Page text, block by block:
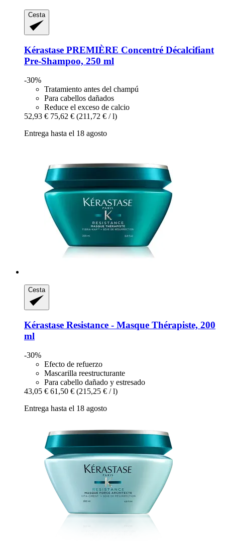
Cesta
Kérastase PREMIÈRE Concentré Décalcifiant
Pre-​Shampoo, 250 ml
-30%
Tratamiento antes del champú
Para cabellos dañados
Reduce el exceso de calcio
52,93 € 75,62 € (211,72 € / l)
Entrega hasta el 18 agosto
Cesta
Kérastase Resistance -​ Masque Thérapiste, 200
ml
-30%
Efecto de refuerzo
Mascarilla reestructurante
Para cabello dañado y estresado
43,05 € 61,50 € (215,25 € / l)
Entrega hasta el 18 agosto